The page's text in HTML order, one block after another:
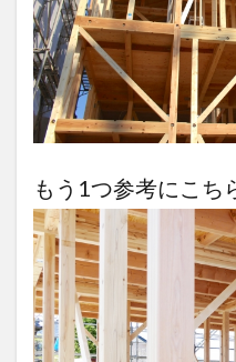
もう1つ参考にこち